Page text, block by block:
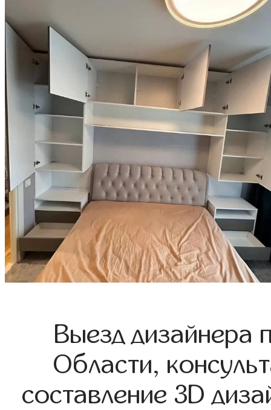
Выезд дизайнера
Области,
составление 3D